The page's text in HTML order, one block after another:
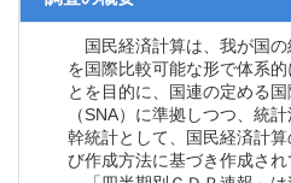
国民経済計算は、我が国の
を国際比較可能な形で体系的
とを目的に、国連の定める
（SNA）に準拠しつつ、統
幹統計として、国民経済計算
び作成方法に基づき作成され